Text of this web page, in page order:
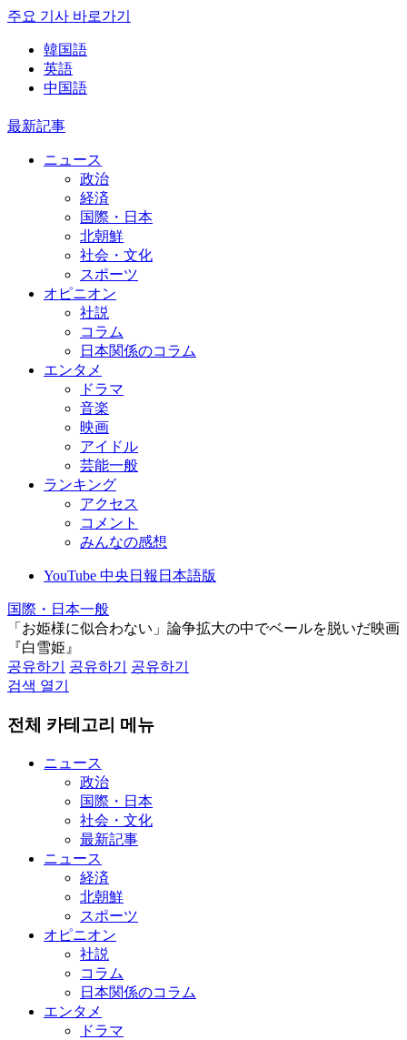
주요 기사 바로가기
韓国語
英語
中国語
最新記事
ニュース
政治
経済
国際・日本
北朝鮮
社会・文化
スポーツ
オピニオン
社説
コラム
日本関係のコラム
エンタメ
ドラマ
音楽
映画
アイドル
芸能一般
ランキング
アクセス
コメント
みんなの感想
YouTube 中央日報日本語版
国際・日本一般
「お姫様に似合わない」論争拡大の中でベールを脱いだ映画
『白雪姫』
공유하기
공유하기
공유하기
검색 열기
전체 카테고리 메뉴
ニュース
政治
国際・日本
社会・文化
最新記事
ニュース
経済
北朝鮮
スポーツ
オピニオン
社説
コラム
日本関係のコラム
エンタメ
ドラマ